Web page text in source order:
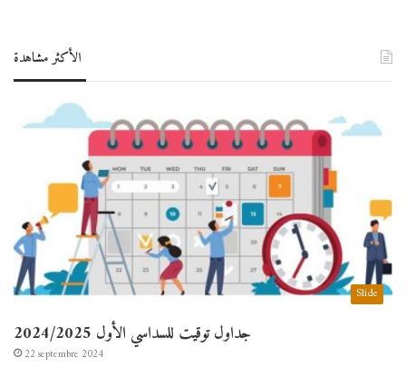
الأكثر مشاهدة
Slide
جداول توقيت للسداسي الأول 2024/2025
22 septembre 2024